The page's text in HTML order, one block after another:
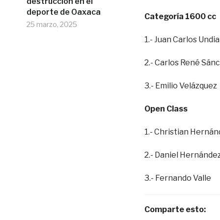
deporte de Oaxaca
25 marzo, 2025
Categoría 1600 cc
1.- Juan Carlos
2.- Carlos René
3.- Emilio Velázquez
Open Class
1.- Christian
2.- Daniel
3.- Fernando Valle
Comparte esto: